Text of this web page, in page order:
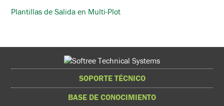
Plantillas de Salida en Multi-Plot
SOPORTE TÉCNICO
BASE DE CONOCIMIENTO